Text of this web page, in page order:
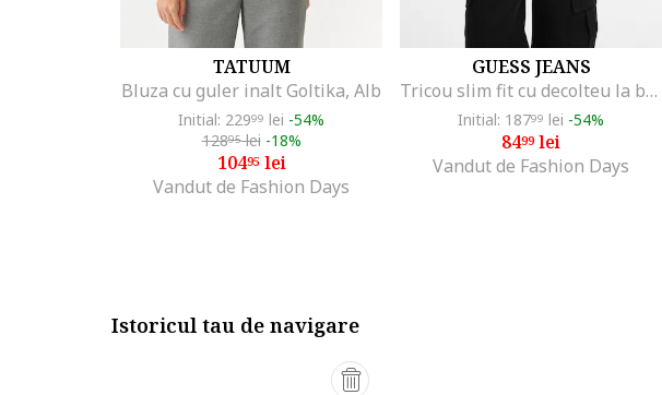
TATUUM
Bluza cu guler inalt Goltika, Alb
Initial: 22999 lei -54%
12895lei -18%
10495lei
Vandut de Fashion Days
GUESS JEANS
Tricou slim fit cu decolteu la baza gatului, Alb/Negru/Rosu stins
Initial: 18799 lei -54%
8499lei
Vandut de Fashion Days
Istoricul tau de navigare